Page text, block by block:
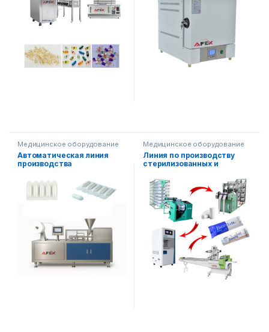
Медицинское оборудование
Автоматическая линия
производства
суппозиториев AF-1LS
Медицинское оборудование
Линия по производству
стерилизованных и
медицинских бинтов